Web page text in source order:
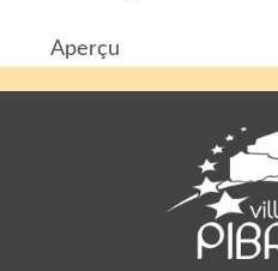
Aperçu